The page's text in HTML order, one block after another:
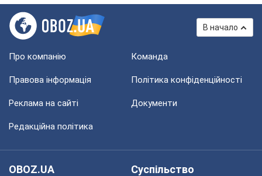
В начало
Про компанію Команда
Правова інформація Політика конфіденційності
Реклама на сайті Документи
Редакційна політика
OBOZ.UA
Суспільство